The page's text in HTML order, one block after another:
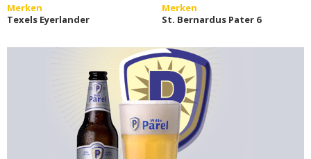
Merken
Texels Eyerlander
Merken
St. Bernardus Pater 6